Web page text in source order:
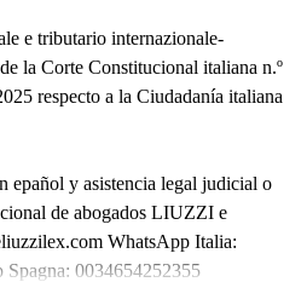
e tributario internazionale-
la Corte Constitucional italiana n.º
respecto a la Ciudadanía italiana
epañol y asistencia legal judicial o
de abogados LIUZZI e
WhatsApp Italia:
0034654252355